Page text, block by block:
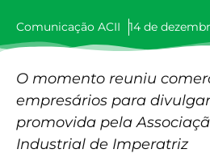
Comunicação ACII 14 de
O momento reuniu
empresários para
promovida pela
Industrial de Imperatriz